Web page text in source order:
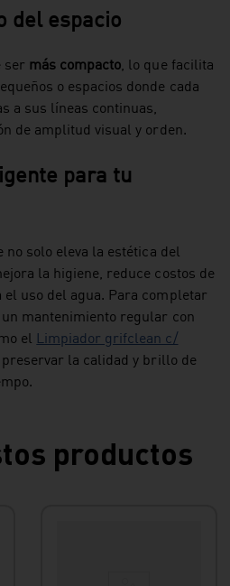
del espacio
ser más compacto , lo que facilita
o espacios donde cada
a sus líneas continuas,
de amplitud visual y orden.
para tu
no solo eleva la estética del
la higiene, reduce costos de
uso del agua. Para completar
mantenimiento regular con
el Limpiador grifclean c/
preservar la calidad y brillo de
productos